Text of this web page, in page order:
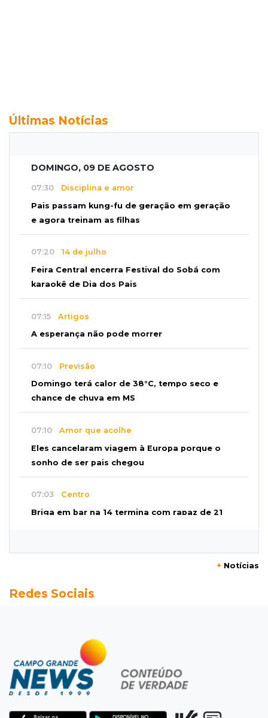
Últimas Notícias
DOMINGO, 09 DE AGOSTO
07:30 Disciplina e amor
Pais passam kung-fu de geração em geração
e agora treinam as filhas
07:20 14 de julho
Feira Central encerra Festival do Sobá com
karaokê de Dia dos Pais
07:15 Artigos
A esperança não pode morrer
07:10 Previsão
Domingo terá calor de 38°C, tempo seco e
chance de chuva em MS
07:10 Amor que acolhe
Eles cancelaram viagem à Europa porque o
sonho de ser pais chegou
07:03 Centro
Briga em bar na 14 termina com rapaz de 21
promessas, mas deixam a conta para depois
Domingo é dia de Festival do Sobá e feiras em
homenagem aos pais
SÁBADO, 08 DE AGOSTO
+ Notícias
Redes Sociais